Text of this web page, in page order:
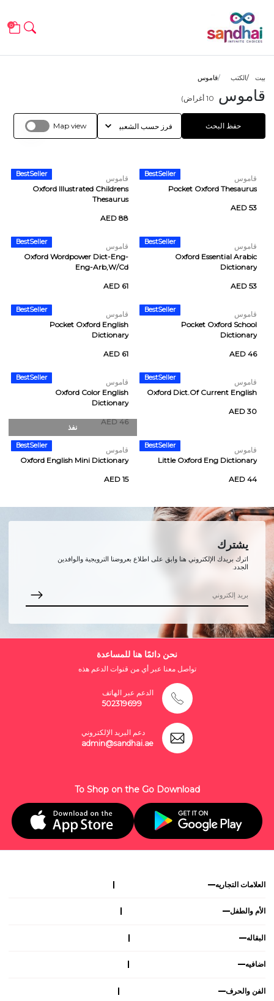
0
بيت الكتب قاموس
قاموس 10 أغراض)
حفظ البحث Map view
BestSeller
قاموس
Pocket Oxford Thesaurus
AED 53
BestSeller
قاموس
Oxford Illustrated Childrens
Thesaurus
AED 88
BestSeller
قاموس
Oxford Essential Arabic
Dictionary
AED 53
BestSeller
قاموس
Oxford Wordpower Dict-Eng-
Eng-Arb,W/Cd
AED 61
BestSeller
قاموس
Pocket Oxford School
Dictionary
AED 46
BestSeller
قاموس
Pocket Oxford English
Dictionary
AED 61
BestSeller
قاموس
Oxford Dict.Of Current English
AED 30
BestSeller
قاموس
Oxford Color English
Dictionary
AED 46
BestSeller
قاموس
Little Oxford Eng Dictionary
AED 44
نفذ
BestSeller
قاموس
Oxford English Mini Dictionary
AED 15
يشترك
اترك بريدك الإلكتروني هنا وابق على اطلاع بعروضنا الترويجية والوافدين
الجدد.
نحن دائمًا هنا للمساعدة
تواصل معنا عبر أي من قنوات الدعم هذه
الدعم عبر الهاتف
502319699
دعم البريد الإلكتروني
admin@sandhai.ae
To Shop on the Go Download
العلامات التجاريه
الأم والطفل
البقاله
اضافيه
الفن والحرف